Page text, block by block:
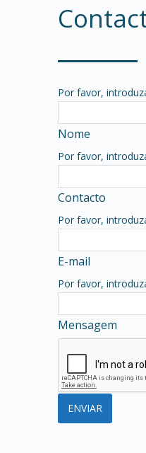
Por favor,
Nome
Por favor,
Contacto
Por favor,
E-mail
Por favor,
Mensagem